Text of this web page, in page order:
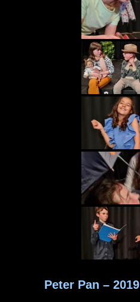
Peter Pan – 2019